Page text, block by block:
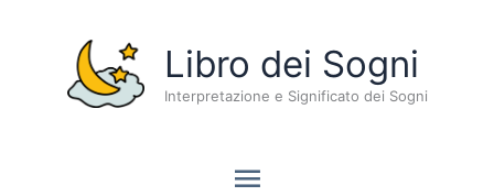
contenuto
Libro dei Sogni
Interpretazione e Significato dei Sogni
Menu
principale